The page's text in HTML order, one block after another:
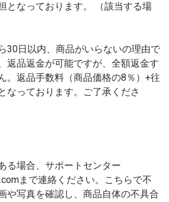
となっております。 （該当する場
30日以内、商品がいらないの理由で
返品返金が可能ですが、全額返金す
。返品手数料（商品価格の8％）+往
なっております。ご了承くださ
る場合、サポートセンター
まで連絡ください。こちらで不
や写真を確認し、商品自体の不具合